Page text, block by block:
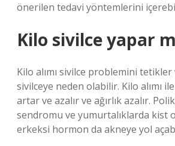
önerilen tedavi yöntemlerini
Kilo sivilce yapar
Kilo alımı sivilce problemini
sivilceye neden olabilir. Kilo alımı
artar ve azalır ve ağırlık azalır.
sendromu ve yumurtalıklarda kist
erkeksi hormon da akneye yol